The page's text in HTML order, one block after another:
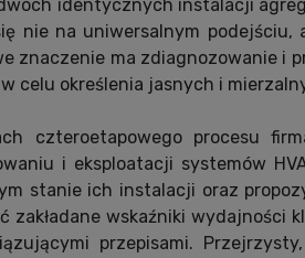
identycznych instalacji
nie na uniwersalnym
znaczenie ma zdiagnozowanie i
celu określenia jasnych i
czteroetapowego procesu
i eksploatacji systemów
stanie ich instalacji oraz
zakładane wskaźniki
przepisami.